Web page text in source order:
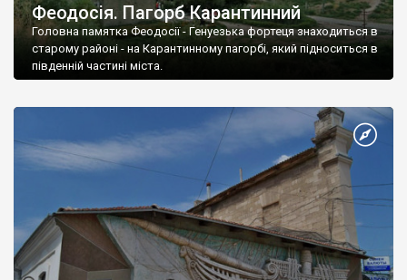
Феодосія. Пагорб Карантинний
Головна памятка Феодосії - Генуезька фортеця знаходиться в
старому районі - на Карантинному пагорбі, який підноситься в
південній частині міста.